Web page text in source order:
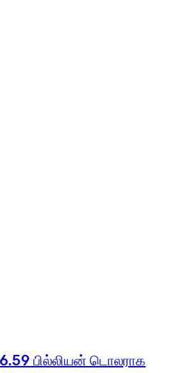
6.59 பில்லியன் டொலராக